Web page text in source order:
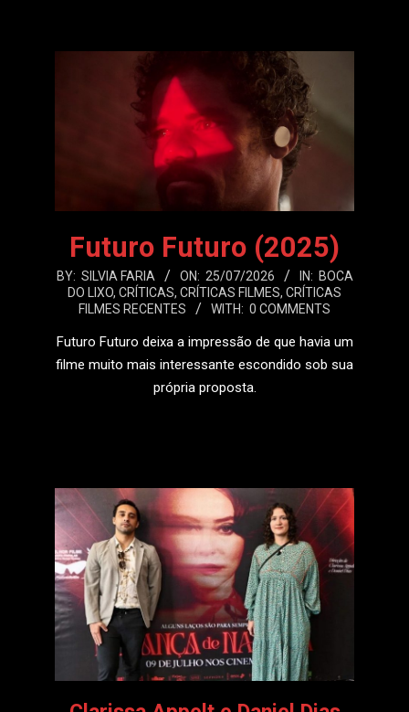
Futuro Futuro (2025)
2026-
07-
BY: SILVIA FARIA ON: 25/07/2026 IN: BOCA
DO LIXO, CRÍTICAS, CRÍTICAS FILMES, CRÍTICAS
FILMES RECENTES
WITH: 0 COMMENTS
Futuro Futuro deixa a impressão de que havia um
filme muito mais interessante escondido sob sua
própria proposta.